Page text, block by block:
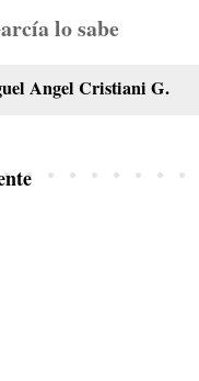
lo sabe
Angel Cristiani G.